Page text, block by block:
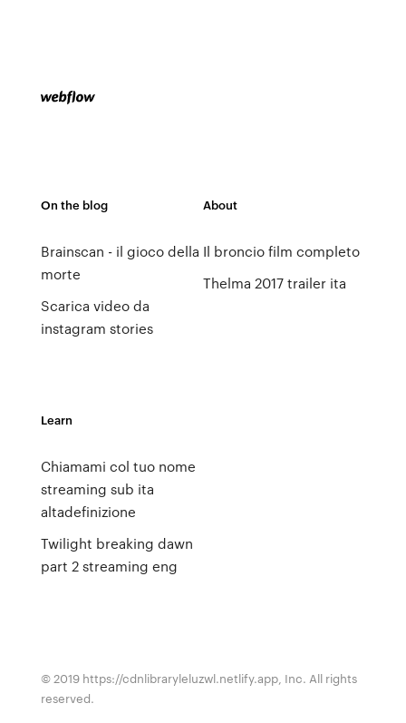
On the blog
Brainscan - il gioco della
morte
Scarica video da
instagram stories
About
Il broncio film completo
Thelma 2017 trailer ita
Learn
Chiamami col tuo nome
streaming sub ita
altadefinizione
Twilight breaking dawn
part 2 streaming eng
© 2019 https://cdnlibraryleluzwl.netlify.app, Inc. All rights
reserved.